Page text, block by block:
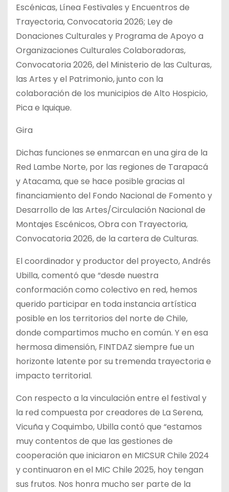
Escénicas, Línea Festivales y Encuentros de
Trayectoria, Convocatoria 2026; Ley de
Donaciones Culturales y Programa de Apoyo a
Organizaciones Culturales Colaboradoras,
Convocatoria 2026, del Ministerio de las Culturas,
las Artes y el Patrimonio, junto con la
colaboración de los municipios de Alto Hospicio,
Pica e Iquique.
Gira
Dichas funciones se enmarcan en una gira de la
Red Lambe Norte, por las regiones de Tarapacá
y Atacama, que se hace posible gracias al
financiamiento del Fondo Nacional de Fomento y
Desarrollo de las Artes/Circulación Nacional de
Montajes Escénicos, Obra con Trayectoria,
Convocatoria 2026, de la cartera de Culturas.
El coordinador y productor del proyecto, Andrés
Ubilla, comentó que “desde nuestra
conformación como colectivo en red, hemos
querido participar en toda instancia artística
posible en los territorios del norte de Chile,
donde compartimos mucho en común. Y en esa
hermosa dimensión, FINTDAZ siempre fue un
horizonte latente por su tremenda trayectoria e
impacto territorial.
Con respecto a la vinculación entre el festival y
la red compuesta por creadores de La Serena,
Vicuña y Coquimbo, Ubilla contó que “estamos
muy contentos de que las gestiones de
cooperación que iniciaron en MICSUR Chile 2024
y continuaron en el MIC Chile 2025, hoy tengan
sus frutos. Nos honra mucho ser parte de la